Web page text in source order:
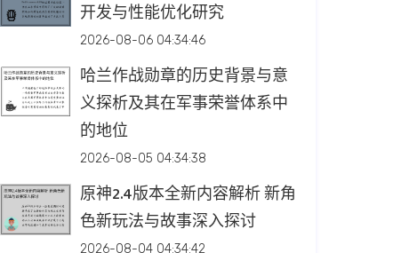
开发与性能优化研究
2026-08-06 04:34:46
哈兰作战勋章的历史背景与意
义探析及其在军事荣誉体系中
的地位
2026-08-05 04:34:38
原神2.4版本全新内容解析 新角
色新玩法与故事深入探讨
2026-08-04 04:34:42